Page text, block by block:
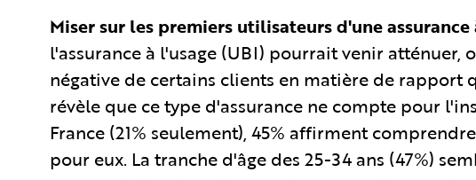
Miser sur les premiers utilisateurs d'une assurance
l'assurance à l'usage (UBI) pourrait venir atténuer,
négative de certains clients en matière de rapport
révèle que ce type d'assurance ne compte pour
France (21% seulement), 45% affirment
pour eux. La tranche d'âge des 25-34 ans (47%)